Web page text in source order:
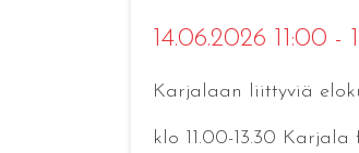
14.06.2026 11:00 -
Karjalaan liittyviä
klo 11.00-13.30